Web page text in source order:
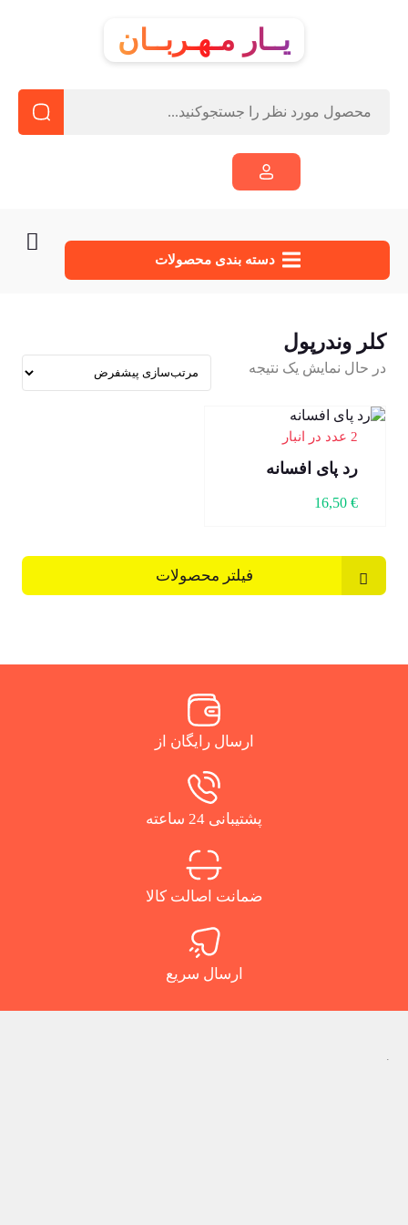
یــار مـهـربــان
دسته‌ بندی محصولات
کلر وندرپول
در حال نمایش یک نتیجه
2 عدد در انبار
رد پای افسانه
16,50 €
فیلتر محصولات
ارسال رایگان از
پشتیبانی 24 ساعته
ضمانت اصالت کالا
ارسال سریع
.